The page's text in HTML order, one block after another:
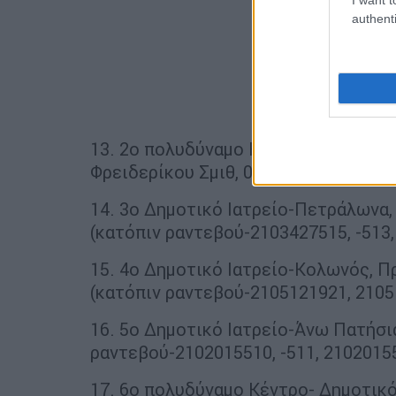
13. 2ο πολυδύναμο Κέντρο-
Φρειδερίκου Σμιθ, 09:30-15:00
14. 3ο Δημοτικό Ιατρείο-
(κατόπιν ραντεβού-2103427515, -
15. 4ο Δημοτικό Ιατρείο-Κολωνός,
(κατόπιν ραντεβού-2105121921,
16. 5ο Δημοτικό Ιατρείο-Άνω
ραντεβού-2102015510, -511,
17. 6ο πολυδύναμο Κέντρο-